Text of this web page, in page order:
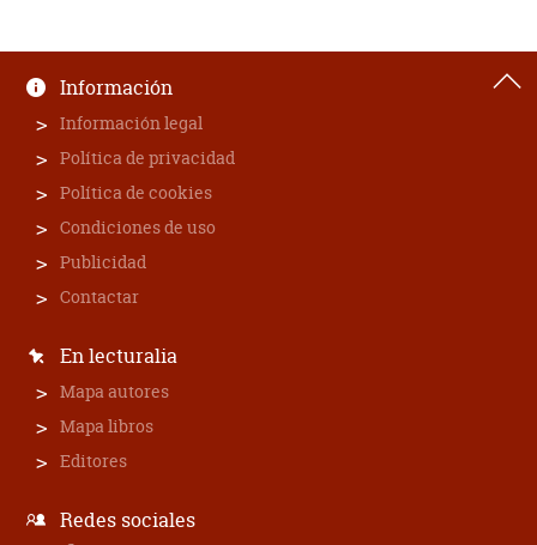
Información
Información legal
Política de privacidad
Política de cookies
Condiciones de uso
Publicidad
Contactar
En lecturalia
Mapa autores
Mapa libros
Editores
Redes sociales